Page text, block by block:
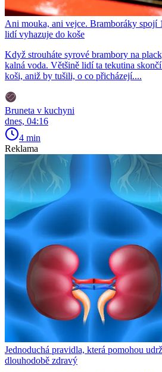
Ani mouka, ani vejce. Bramboráky spojí
lidí vyhazuje do koše
Když strouháte syrové brambory na
kalná voda. Většině lidí ta tekutina
koši, aniž by tušili, o co přicházejí....
Bruneta v kuchyni
dnes, 04:16
4 min
Reklama
Jednoduchá pravidla, která pomohou
dlouhodobě zdravý